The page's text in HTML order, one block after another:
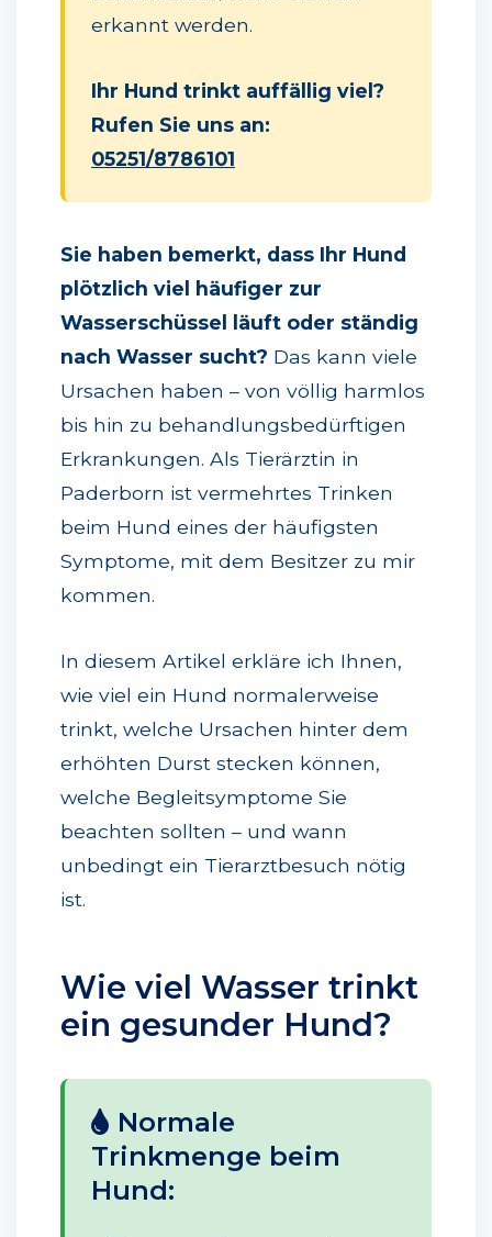
erkannt werden.
Ihr Hund trinkt auffällig viel?
Rufen Sie uns an:
05251/8786101
Sie haben bemerkt, dass Ihr Hund
plötzlich viel häufiger zur
Wasserschüssel läuft oder ständig
nach Wasser sucht? Das kann viele
Ursachen haben – von völlig harmlos
bis hin zu behandlungsbedürftigen
Erkrankungen. Als Tierärztin in
Paderborn ist vermehrtes Trinken
beim Hund eines der häufigsten
Symptome, mit dem Besitzer zu mir
kommen.
In diesem Artikel erkläre ich Ihnen,
wie viel ein Hund normalerweise
trinkt, welche Ursachen hinter dem
erhöhten Durst stecken können,
welche Begleitsymptome Sie
beachten sollten – und wann
unbedingt ein Tierarztbesuch nötig
ist.
Wie viel Wasser trinkt
ein gesunder Hund?
Normale
Trinkmenge beim
Hund: